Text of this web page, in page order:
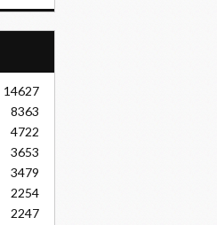
14627
8363
4722
3653
3479
2254
2247